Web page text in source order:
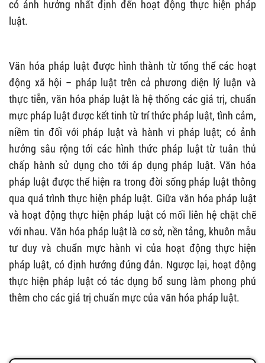
có ảnh hưởng nhất định đến hoạt động thực hiện pháp
luật.
Văn hóa pháp luật được hình thành từ tổng thể các hoạt
động xã hội – pháp luật trên cả phương diện lý luận và
thực tiễn, văn hóa pháp luật là hệ thống các giá trị, chuẩn
mực pháp luật được kết tinh từ trí thức pháp luật, tình cảm,
niềm tin đối với pháp luật và hành vi pháp luật; có ảnh
hưởng sâu rộng tới các hình thức pháp luật từ tuân thủ
chấp hành sử dụng cho tới áp dụng pháp luật. Văn hóa
pháp luật được thể hiện ra trong đời sống pháp luật thông
qua quá trình thực hiện pháp luật. Giữa văn hóa pháp luật
và hoạt động thực hiện pháp luật có mối liên hệ chặt chẽ
với nhau. Văn hóa pháp luật là cơ sở, nền tảng, khuôn mẫu
tư duy và chuẩn mực hành vi của hoạt động thực hiện
pháp luật, có định hướng đúng đắn. Ngược lại, hoạt động
thực hiện pháp luật có tác dụng bổ sung làm phong phú
thêm cho các giá trị chuẩn mực của văn hóa pháp luật.